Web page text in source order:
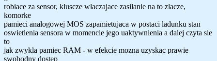
robiace za sensor, kluscze wlaczajace zasilanie na to zlacze,
komorke
pamieci analogowej MOS zapamietujaca w postaci ladunku stan
oswietlenia sensora w momencie jego uaktywnienia a dalej czyta sie
to
jak zwykla pamiec RAM - w efekcie mozna uzyskac prawie
swobodny dostep